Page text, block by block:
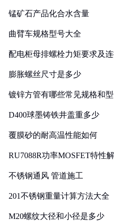
锰矿石产品化合水含量
曲臂车规格型号大全
配电柜母排螺栓力矩要求及
膨胀螺丝尺寸是多少
镀锌方管有哪些常见规格和
D400球墨铸铁井盖重多少
覆膜砂的耐高温性能如何
RU7088R功率MOSFET特性
不锈钢通风 管道施工
201不锈钢重量计算方法大全
M20螺纹大径和小径是多少